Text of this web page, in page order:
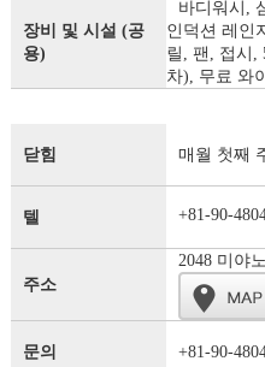
장비 및 시설 (공
용)
바디워시,
인덕션 레인
릴, 팬, 접시,
차), 무료 와
닫힘 매월 첫째
텔 +81-90-
주소
2048 미야
문의 +81-90-